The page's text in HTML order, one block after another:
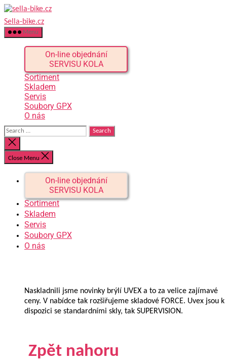
Skip
to
the
content
sella- Menu
On-line objednání
SERVISU KOLA
Sortiment
Skladem
Servis
Soubory GPX
O nás
Search
for:
Close
search
Close Menu
On-line objednání
SERVISU KOLA
Sortiment
Skladem
Servis
Soubory GPX
O nás
Naskladnili jsme novinky brýlí UVEX a to za velice zajímavé
ceny. V nabídce tak rozšiřujeme skladové FORCE. Uvex jsou k
dispozici se standardními skly, tak SUPERVISION.
Zpět nahoru